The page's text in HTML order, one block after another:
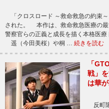
「クロスロード ～救命救急の約束
された。 本作は、救命救急医療の最
警察官らの正義と成長を描く本格医療
遥（今田美桜）や桐 … 続きを読む
「
戦」
は華
反町